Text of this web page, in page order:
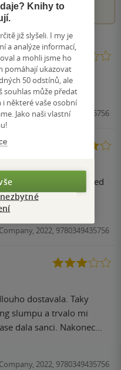
příběh
2022, 9780349435756
ale zhruba uprostřed
jsem se
tři dny
2022, 9780349435756
dostavala. Taky
slumpu a trvalo mi
dala sanci. Nakonec
mohla vice pohrat, ale
2022, 9780349435756
Knihy to
již slyšeli. I my je
a analýze informací,
a mohli jsme ho
pomáhají ukazovat
50 odstínů, ale
souhlas může předat
některé vaše osobní
Jako naši vlastní